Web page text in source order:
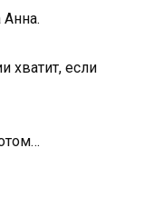
Анна.
хватит, если